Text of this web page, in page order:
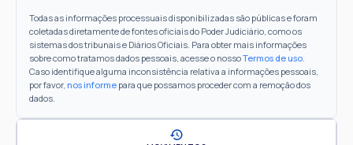
Todas as informações processuais disponibilizadas são públicas e foram
coletadas diretamente de fontes oficiais do Poder Judiciário, como os
sistemas dos tribunais e Diários Oficiais. Para obter mais informações
sobre como tratamos dados pessoais, acesse o nossoTermos de uso.
Caso identifique alguma inconsistência relativa a informações pessoais,
por favor, nos informe para que possamos proceder com a remoção dos
dados.